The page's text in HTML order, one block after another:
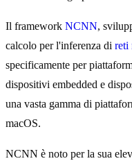
Il framework NCNN,
calcolo per l'inferenza di reti
specificamente per
dispositivi embedded e
una vasta gamma di
macOS.
NCNN è noto per la sua